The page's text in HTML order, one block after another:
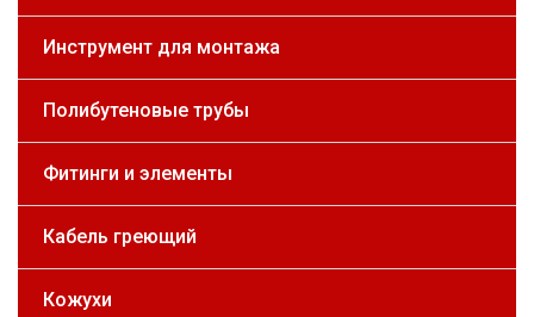
Инструмент для монтажа
Полибутеновые трубы
Фитинги и элементы
Кабель греющий
Кожухи